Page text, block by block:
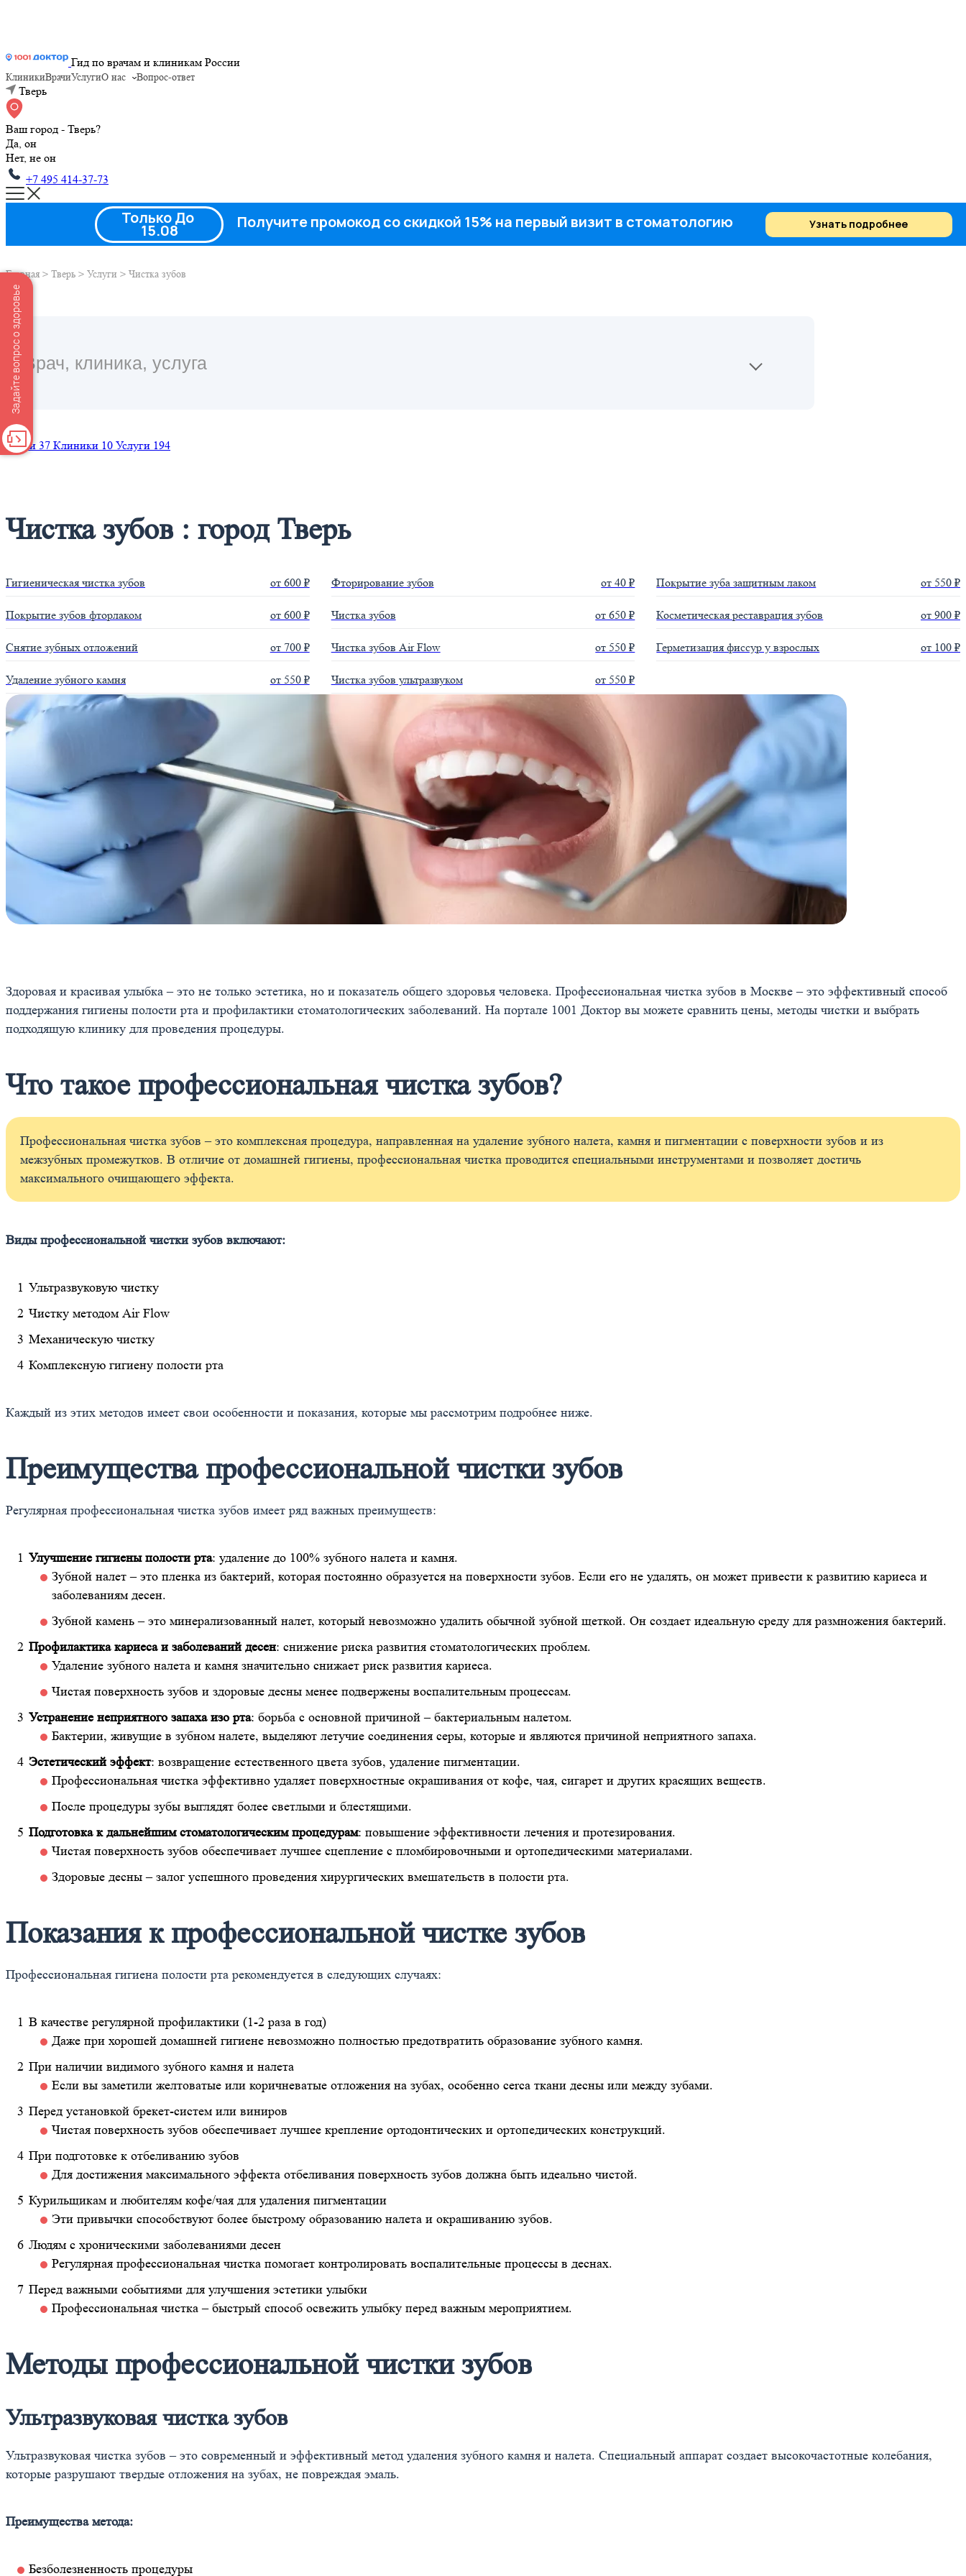
Гид по врачам и клиникам России
КлиникиВрачиУслугиО нас Вопрос-ответ
Тверь
Ваш город - Тверь?
Да, он
Нет, не он
+7 495 414-37-73
Главная > Тверь > Услуги > Чистка зубов
Врачи 37 Клиники 10 Услуги 194
Чистка зубов : город Тверь
Гигиеническая чистка зубов от 600 ₽
Покрытие зубов фторлаком от 600 ₽
Снятие зубных отложений от 700 ₽
Удаление зубного камня от 550 ₽
Фторирование зубов от 40 ₽
Чистка зубов от 650 ₽
Чистка зубов Air Flow от 550 ₽
Чистка зубов ультразвуком от 550 ₽
Покрытие зуба защитным лаком от 550 ₽
Косметическая реставрация зубов от 900 ₽
Герметизация фиссур у взрослых от 100 ₽
Здоровая и красивая улыбка – это не только эстетика, но и показатель общего здоровья человека. Профессиональная чистка зубов в Москве – это эффективный способ
поддержания гигиены полости рта и профилактики стоматологических заболеваний. На портале 1001 Доктор вы можете сравнить цены, методы чистки и выбрать
подходящую клинику для проведения процедуры.
Что такое профессиональная чистка зубов?
Профессиональная чистка зубов – это комплексная процедура, направленная на удаление зубного налета, камня и пигментации с поверхности зубов и из
межзубных промежутков. В отличие от домашней гигиены, профессиональная чистка проводится специальными инструментами и позволяет достичь
максимального очищающего эффекта.
Виды профессиональной чистки зубов включают:
Ультразвуковую чистку
Чистку методом Air Flow
Механическую чистку
Комплексную гигиену полости рта
Каждый из этих методов имеет свои особенности и показания, которые мы рассмотрим подробнее ниже.
Преимущества профессиональной чистки зубов
Регулярная профессиональная чистка зубов имеет ряд важных преимуществ:
Улучшение гигиены полости рта: удаление до 100% зубного налета и камня.
Зубной налет – это пленка из бактерий, которая постоянно образуется на поверхности зубов. Если его не удалять, он может привести к развитию кариеса и
заболеваниям десен.
Зубной камень – это минерализованный налет, который невозможно удалить обычной зубной щеткой. Он создает идеальную среду для размножения бактерий.
Профилактика кариеса и заболеваний десен: снижение риска развития стоматологических проблем.
Удаление зубного налета и камня значительно снижает риск развития кариеса.
Чистая поверхность зубов и здоровые десны менее подвержены воспалительным процессам.
Устранение неприятного запаха изо рта: борьба с основной причиной – бактериальным налетом.
Бактерии, живущие в зубном налете, выделяют летучие соединения серы, которые и являются причиной неприятного запаха.
Эстетический эффект: возвращение естественного цвета зубов, удаление пигментации.
Профессиональная чистка эффективно удаляет поверхностные окрашивания от кофе, чая, сигарет и других красящих веществ.
После процедуры зубы выглядят более светлыми и блестящими.
Подготовка к дальнейшим стоматологическим процедурам: повышение эффективности лечения и протезирования.
Чистая поверхность зубов обеспечивает лучшее сцепление с пломбировочными и ортопедическими материалами.
Здоровые десны – залог успешного проведения хирургических вмешательств в полости рта.
Показания к профессиональной чистке зубов
Профессиональная гигиена полости рта рекомендуется в следующих случаях:
В качестве регулярной профилактики (1-2 раза в год)
Даже при хорошей домашней гигиене невозможно полностью предотвратить образование зубного камня.
При наличии видимого зубного камня и налета
Если вы заметили желтоватые или коричневатые отложения на зубах, особенно cerca ткани десны или между зубами.
Перед установкой брекет-систем или виниров
Чистая поверхность зубов обеспечивает лучшее крепление ортодонтических и ортопедических конструкций.
При подготовке к отбеливанию зубов
Для достижения максимального эффекта отбеливания поверхность зубов должна быть идеально чистой.
Курильщикам и любителям кофе/чая для удаления пигментации
Эти привычки способствуют более быстрому образованию налета и окрашиванию зубов.
Людям с хроническими заболеваниями десен
Регулярная профессиональная чистка помогает контролировать воспалительные процессы в деснах.
Перед важными событиями для улучшения эстетики улыбки
Профессиональная чистка – быстрый способ освежить улыбку перед важным мероприятием.
Методы профессиональной чистки зубов
Ультразвуковая чистка зубов
Ультразвуковая чистка зубов – это современный и эффективный метод удаления зубного камня и налета. Специальный аппарат создает высокочастотные колебания,
которые разрушают твердые отложения на зубах, не повреждая эмаль.
Преимущества метода:
Безболезненность процедуры
Только До
15.08 Получите промокод со скидкой 15% на первый визит в стоматологию Узнать подробнее
Задайте вопрос о здоровье